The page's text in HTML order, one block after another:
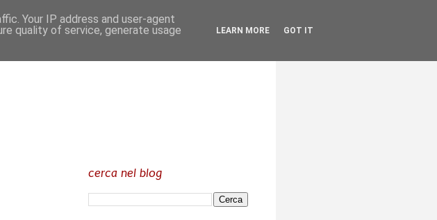
cerca nel blog
Your IP address and user-agent
quality of service, generate usage
LEARN MORE GOT IT